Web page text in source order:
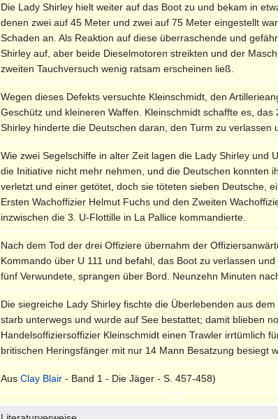
Die Lady Shirley hielt weiter auf das Boot zu und bekam in
denen zwei auf 45 Meter und zwei auf 75 Meter eingestellt
Schaden an. Als Reaktion auf diese überraschende und
Shirley auf, aber beide Dieselmotoren streikten und der
zweiten Tauchversuch wenig ratsam erscheinen ließ.
Wegen dieses Defekts versuchte Kleinschmidt, den
Geschütz und kleineren Waffen. Kleinschmidt schaffte es,
Shirley hinderte die Deutschen daran, den Turm zu
Wie zwei Segelschiffe in alter Zeit lagen die Lady Shirley und
die Initiative nicht mehr nehmen, und die Deutschen konnten
verletzt und einer getötet, doch sie töteten sieben Deutsche,
Ersten Wachoffizier Helmut Fuchs und den Zweiten
inzwischen die 3. U-Flottille in La Pallice kommandierte.
Nach dem Tod der drei Offiziere übernahm der
Kommando über U 111 und befahl, das Boot zu verlassen
fünf Verwundete, sprangen über Bord. Neunzehn Minuten
Die siegreiche Lady Shirley fischte die Überlebenden aus
starb unterwegs und wurde auf See bestattet; damit blieben
Handelsoffiziersoffizier Kleinschmidt einen Trawler irrtümlich
britischen Heringsfänger mit nur 14 Mann Besatzung besiegt
AusClay Blair - Band 1 - Die Jäger - S. 457-458)